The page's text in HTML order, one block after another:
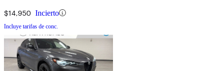
$14,950 Incierto
Incluye tarifas de conc.